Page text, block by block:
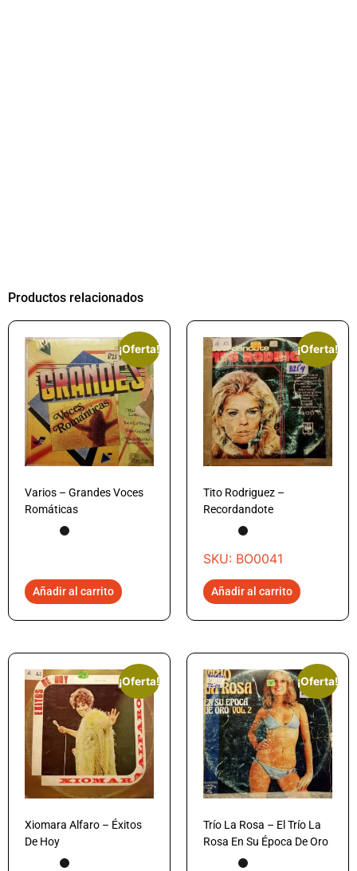
Productos relacionados
¡Oferta!
Varios – Grandes Voces
Romáticas
Añadir al carrito
¡Oferta!
Tito Rodriguez –
Recordandote
SKU: BO0041
Añadir al carrito
¡Oferta!
Xiomara Alfaro – Éxitos
De Hoy
¡Oferta!
Trío La Rosa – El Trío La
Rosa En Su Época De Oro